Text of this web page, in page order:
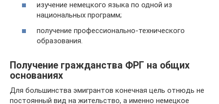
изучение немецкого языка по одной из
национальных программ;
получение профессионально-технического
образования.
Получение гражданства ФРГ на общих
основаниях
Для большинства эмигрантов конечная цель отнюдь не
постоянный вид на жительство, а именно немецкое